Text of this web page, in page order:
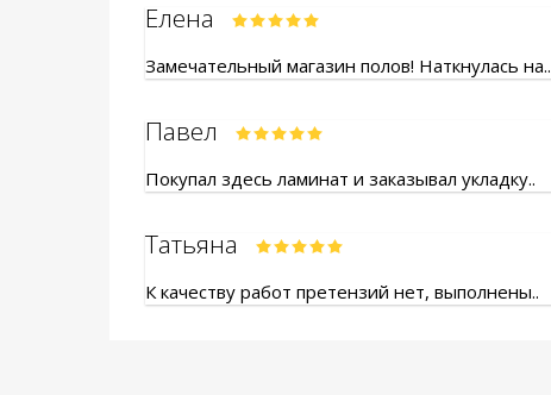
Елена
Замечательный магазин полов! Наткнулась на..
Павел
Покупал здесь ламинат и заказывал укладку..
Татьяна
К качеству работ претензий нет, выполнены..